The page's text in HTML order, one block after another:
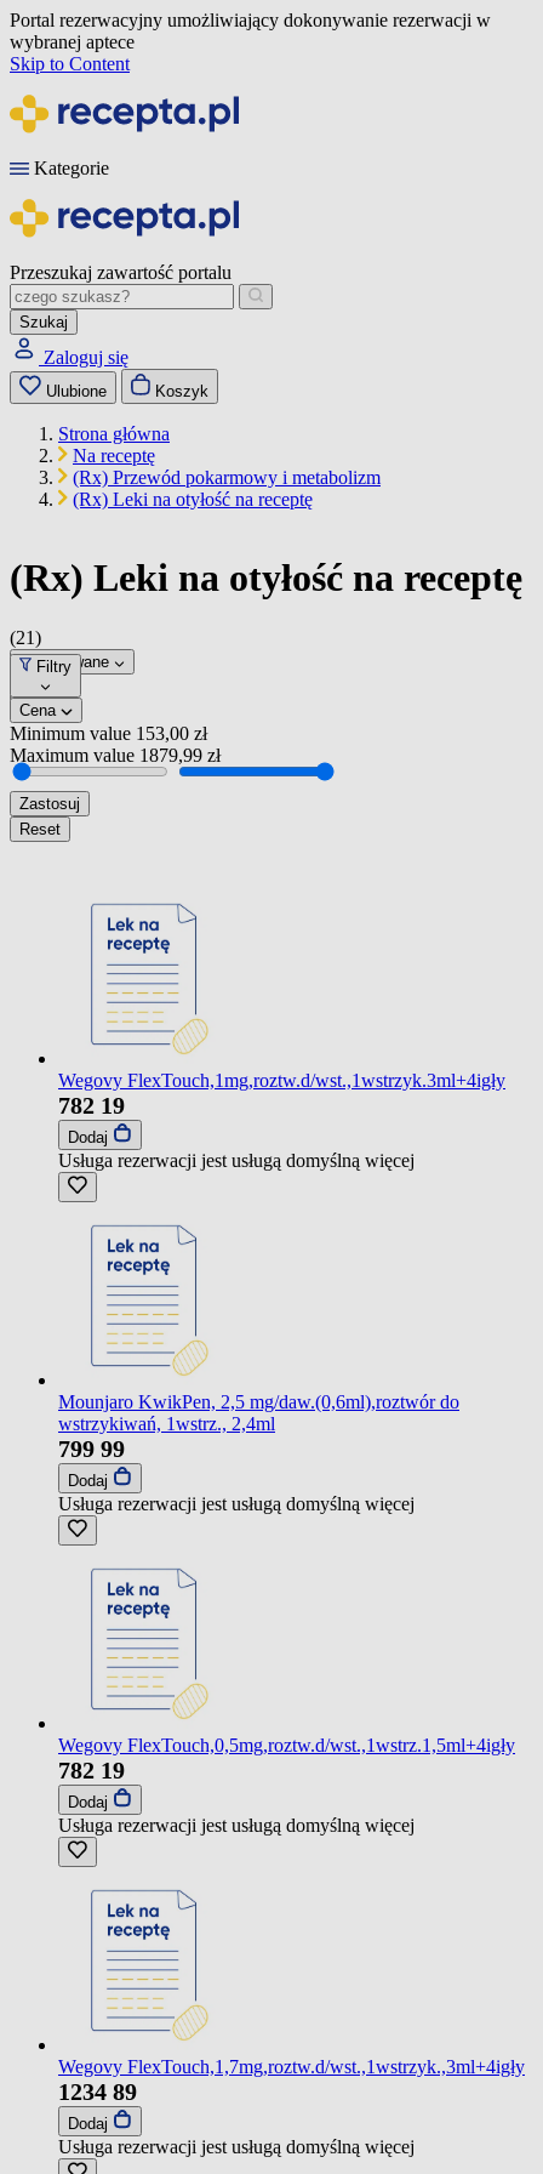
Portal rezerwacyjny umożliwiający dokonywanie rezerwacji w
wybranej aptece
Skip to Content
Kategorie
Przeszukaj zawartość portalu
Szukaj
Zaloguj się
Ulubione Koszyk
Strona główna
Na receptę
(Rx) Przewód pokarmowy i metabolizm
(Rx) Leki na otyłość na receptę
(Rx) Leki na otyłość na receptę
(21)
Dopasowane
Filtry
Cena
Minimum value 153,00 zł
Maximum value 1879,99 zł
Zastosuj
Reset
Wegovy FlexTouch,1mg,roztw.d/wst.,1wstrzyk.3ml+4igły
782 19
Dodaj
Usługa rezerwacji jest usługą domyślną więcej
Mounjaro KwikPen, 2,5 mg/daw.(0,6ml),roztwór do
wstrzykiwań, 1wstrz., 2,4ml
799 99
Dodaj
Usługa rezerwacji jest usługą domyślną więcej
Wegovy FlexTouch,0,5mg,roztw.d/wst.,1wstrz.1,5ml+4igły
782 19
Dodaj
Usługa rezerwacji jest usługą domyślną więcej
Wegovy FlexTouch,1,7mg,roztw.d/wst.,1wstrzyk.,3ml+4igły
1234 89
Dodaj
Usługa rezerwacji jest usługą domyślną więcej